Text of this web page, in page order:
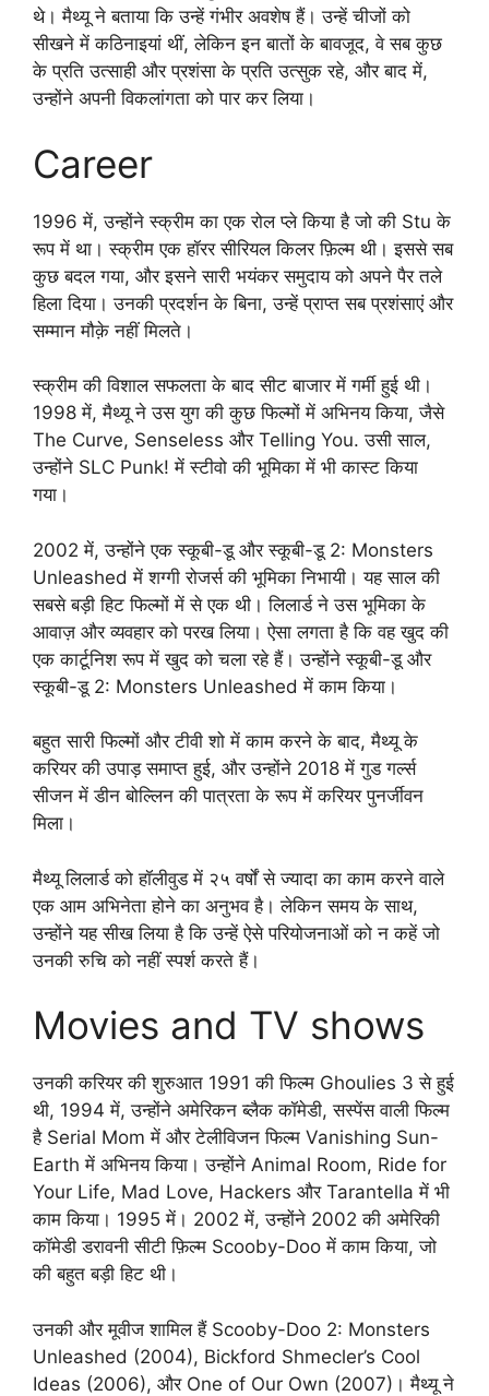
थे। मैथ्यू ने बताया कि उन्हें गंभीर अवशेष हैं। उन्हें चीजों को
सीखने में कठिनाइयां थीं, लेकिन इन बातों के बावजूद, वे सब कुछ
के प्रति उत्साही और प्रशंसा के प्रति उत्सुक रहे, और बाद में,
उन्होंने अपनी विकलांगता को पार कर लिया।
Career
1996 में, उन्होंने स्क्रीम का एक रोल प्ले किया है जो की Stu के
रूप में था। स्क्रीम एक हॉरर सीरियल किलर फ़िल्म थी। इससे सब
कुछ बदल गया, और इसने सारी भयंकर समुदाय को अपने पैर तले
हिला दिया। उनकी प्रदर्शन के बिना, उन्हें प्राप्त सब प्रशंसाएं और
सम्मान मौक़े नहीं मिलते।
स्क्रीम की विशाल सफलता के बाद सीट बाजार में गर्मी हुई थी।
1998 में, मैथ्यू ने उस युग की कुछ फिल्मों में अभिनय किया, जैसे
The Curve, Senseless और Telling You. उसी साल,
उन्होंने SLC Punk! में स्टीवो की भूमिका में भी कास्ट किया
गया।
2002 में, उन्होंने एक स्कूबी-डू और स्कूबी-डू 2: Monsters
Unleashed में शग्गी रोजर्स की भूमिका निभायी। यह साल की
सबसे बड़ी हिट फिल्मों में से एक थी। लिलार्ड ने उस भूमिका के
आवाज़ और व्यवहार को परख लिया। ऐसा लगता है कि वह खुद की
एक कार्टूनिश रूप में खुद को चला रहे हैं। उन्होंने स्कूबी-डू और
स्कूबी-डू 2: Monsters Unleashed में काम किया।
बहुत सारी फिल्मों और टीवी शो में काम करने के बाद, मैथ्यू के
करियर की उपाड़ समाप्त हुई, और उन्होंने 2018 में गुड गर्ल्स
सीजन में डीन बोल्लिन की पात्रता के रूप में करियर पुनर्जीवन
मिला।
मैथ्यू लिलार्ड को हॉलीवुड में २५ वर्षों से ज्यादा का काम करने वाले
एक आम अभिनेता होने का अनुभव है। लेकिन समय के साथ,
उन्होंने यह सीख लिया है कि उन्हें ऐसे परियोजनाओं को न कहें जो
उनकी रुचि को नहीं स्पर्श करते हैं।
Movies and TV shows
उनकी करियर की शुरुआत 1991 की फिल्म Ghoulies 3 से हुई
थी, 1994 में, उन्होंने अमेरिकन ब्लैक कॉमेडी, सस्पेंस वाली फिल्म
है Serial Mom में और टेलीविजन फिल्म Vanishing Sun-
Earth में अभिनय किया। उन्होंने Animal Room, Ride for
Your Life, Mad Love, Hackers और Tarantella में भी
काम किया। 1995 में। 2002 में, उन्होंने 2002 की अमेरिकी
कॉमेडी डरावनी सीटी फ़िल्म Scooby-Doo में काम किया, जो
की बहुत बड़ी हिट थी।
उनकी और मूवीज शामिल हैं Scooby-Doo 2: Monsters
Unleashed (2004), Bickford Shmecler’s Cool
Ideas (2006), और One of Our Own (2007)। मैथ्यू ने